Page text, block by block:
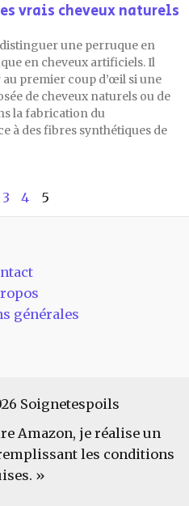
vrais cheveux naturels
une perruque en
en cheveux artificiels. Il
au premier coup d’œil si une
de cheveux naturels ou de
la fabrication du
à des fibres synthétiques de
3 4 5
générales
Soignetespoils
Amazon, je réalise un
les conditions
»